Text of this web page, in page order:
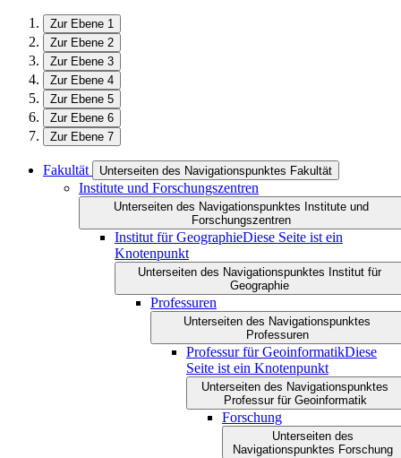
Zur Ebene 1
Zur Ebene 2
Zur Ebene 3
Zur Ebene 4
Zur Ebene 5
Zur Ebene 6
Zur Ebene 7
Fakultät Unterseiten des Navigationspunktes Fakultät
Institute und Forschungszentren
Unterseiten des Navigationspunktes Institute und
Forschungszentren
Institut für GeographieDiese Seite ist ein
Knotenpunkt
Unterseiten des Navigationspunktes Institut für
Geographie
Professuren
Unterseiten des Navigationspunktes
Professuren
Professur für GeoinformatikDiese
Seite ist ein Knotenpunkt
Unterseiten des Navigationspunktes
Professur für Geoinformatik
Forschung
Unterseiten des
Navigationspunktes Forschung